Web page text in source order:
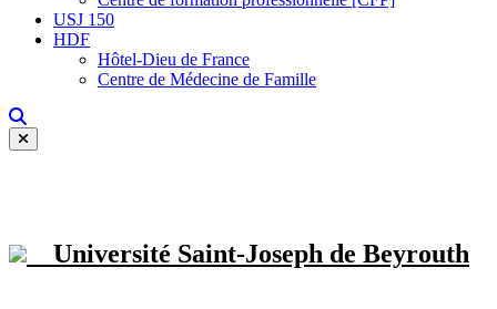
USJ 150
HDF
Hôtel-Dieu de France
Centre de Médecine de Famille
Université Saint-Joseph de Beyrouth